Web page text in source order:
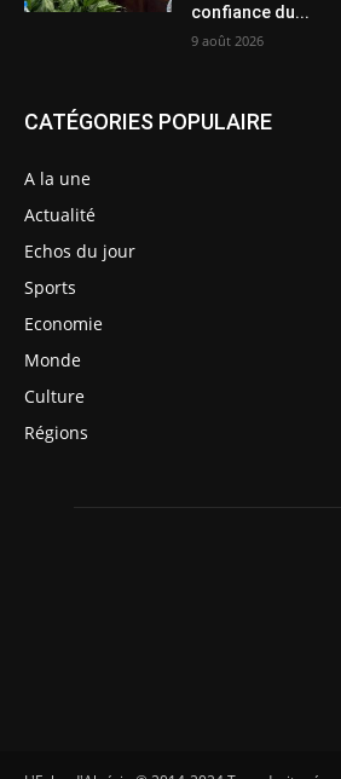
confiance du...
9 août 2026
CATÉGORIES POPULAIRE
A la une
Actualité
Echos du jour
Sports
Economie
Monde
Culture
Régions